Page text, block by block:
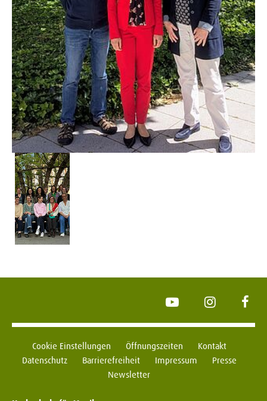
YouTube Instagram
Cookie Einstellungen Öffnungszeiten
Kontakt
Datenschutz
Barrierefreiheit Impressum
Presse
Newsletter